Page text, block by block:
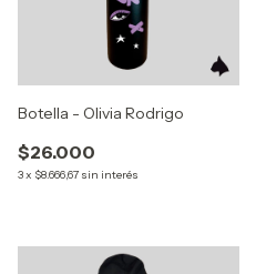
Botella - Olivia Rodrigo
$26.000
3x $8.666,67 sin interés